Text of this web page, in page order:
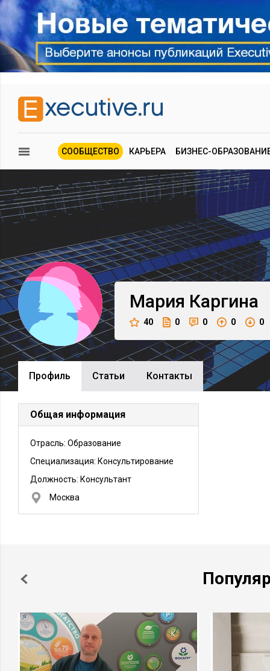
СООБЩЕСТВО КАРЬЕРА БИЗНЕС-
Мария Каргина
40 0 0 0 0
Профиль Cтатьи Контакты
Общая информация
Отрасль: Образование
Специализация: Консультирование
Должность: Консультант
Москва